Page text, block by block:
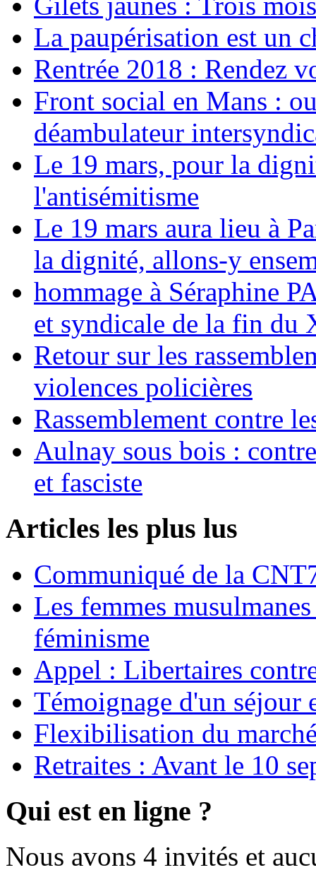
La paupérisation est un
Rentrée 2018 : Rendez
Front social en Mans :
déambulateur
Le 19 mars, pour la
l'antisémitisme
Le 19 mars aura lieu à
la dignité, allons-y
hommage à Séraphine
et syndicale de la fin du
Retour sur les
violences policières
Rassemblement contre
Aulnay sous bois :
et fasciste
Articles les plus lus
Communiqué de la
Les femmes
féminisme
Appel : Libertaires
Témoignage d'un séjour
Flexibilisation du
Retraites : Avant le 10
Qui est en ligne ?
Nous avons 4 invités et